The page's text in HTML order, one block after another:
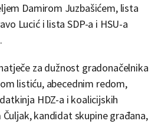
Damirom Juzbašićem, lista
Lucić i lista SDP-a i HSU-a
za dužnost gradonačelnika
listiću, abecednim redom,
HDZ-a i koalicijskih
kandidat skupine građana,